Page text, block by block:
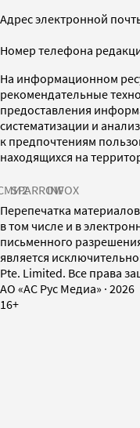
Адрес электронной
Номер телефона
На информационном
рекомендательные
предоставления
систематизации и
к предпочтениям
находящихся на
SPARROWINFOX
Перепечатка
в том числе и в
письменного
является
Pte. Limited. Все права
AO «АС Рус Медиа» · 2026
16+